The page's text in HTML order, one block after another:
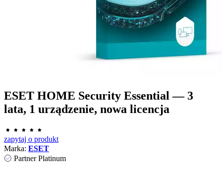
ESET HOME Security Essential — 3
lata, 1 urządzenie, nowa licencja
zapytaj o produkt
Marka: ESET
Partner Platinum